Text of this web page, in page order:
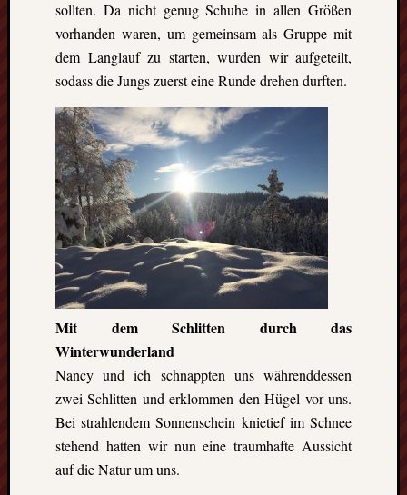
sollten. Da nicht genug Schuhe in allen Größen
vorhanden waren, um gemeinsam als Gruppe mit
dem Langlauf zu starten, wurden wir aufgeteilt,
sodass die Jungs zuerst eine Runde drehen durften.
Mit dem Schlitten durch das
Winterwunderland
Nancy und ich schnappten uns währenddessen
zwei Schlitten und erklommen den Hügel vor uns.
Bei strahlendem Sonnenschein knietief im Schnee
stehend hatten wir nun eine traumhafte Aussicht
auf die Natur um uns.